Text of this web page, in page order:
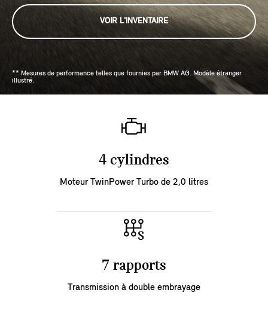
** Mesures de performance telles que fournies par BMW AG. Modèle étranger
illustré.
VOIR L'INVENTAIRE
4 cylindres
Moteur TwinPower Turbo de 2,0 litres
7 rapports
Transmission à double embrayage